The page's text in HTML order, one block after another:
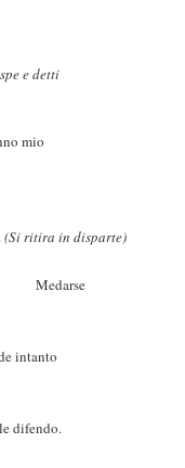
e detti
mio
(Si ritira in disparte)
intanto